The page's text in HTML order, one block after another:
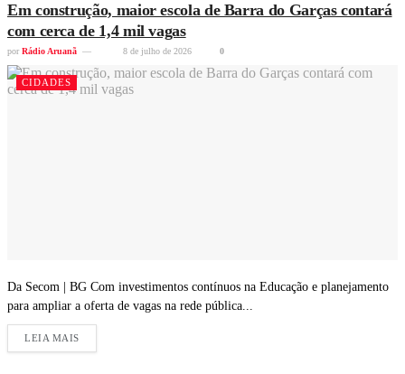
Em construção, maior escola de Barra do Garças contará
com cerca de 1,4 mil vagas
por Rádio Aruanã 8 de julho de 2026 0
CIDADES
Da Secom | BG Com investimentos contínuos na Educação e planejamento
para ampliar a oferta de vagas na rede pública...
LEIA MAIS